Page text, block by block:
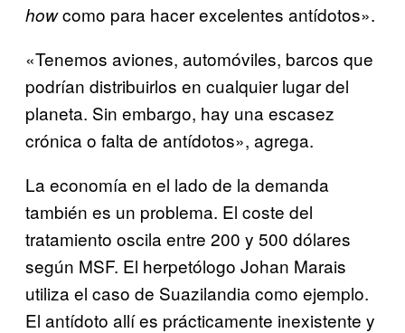
howcomo para hacer excelentes antídotos».
«Tenemos aviones, automóviles, barcos que
podrían distribuirlos en cualquier lugar del
planeta. Sin embargo, hay una escasez
crónica o falta de antídotos», agrega.
La economía en el lado de la demanda
también es un problema. El coste del
tratamiento oscila entre 200 y 500 dólares
según MSF. El herpetólogo Johan Marais
utiliza el caso de Suazilandia como ejemplo.
El antídoto allí es prácticamente inexistente y